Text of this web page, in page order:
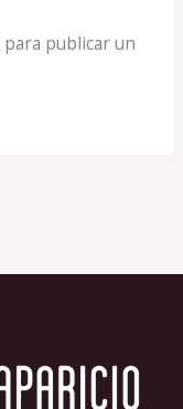
para publicar un